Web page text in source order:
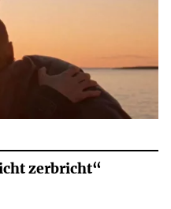
zerbricht“